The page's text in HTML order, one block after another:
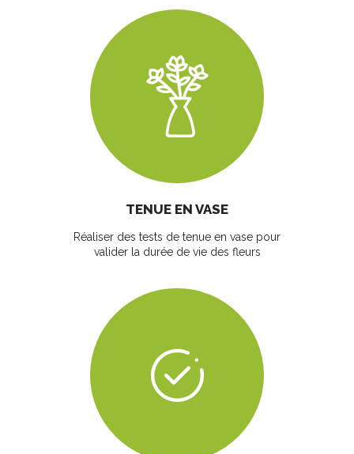
TENUE EN VASE
Réaliser des tests de tenue en vase pour
valider la durée de vie des fleurs